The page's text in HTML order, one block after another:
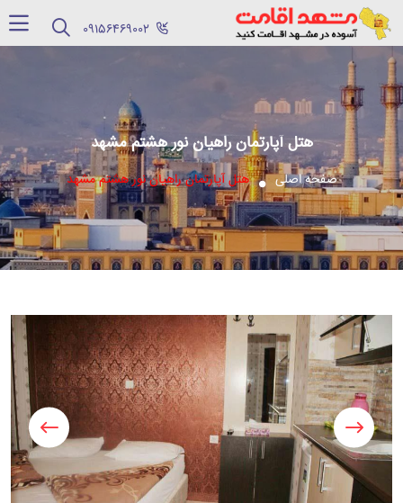
هتل آپارتمان راهیان نور هشتم مشهد
صفحه اصلی هتل آپارتمان راهیان نور هشتم مشهد